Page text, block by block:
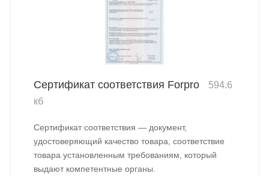
Сертификат соответствия Forpro
594.6
кб
Сертификат соответствия — документ,
удостоверяющий качество товара, соответствие
товара установленным требованиям, который
выдают компетентные органы.